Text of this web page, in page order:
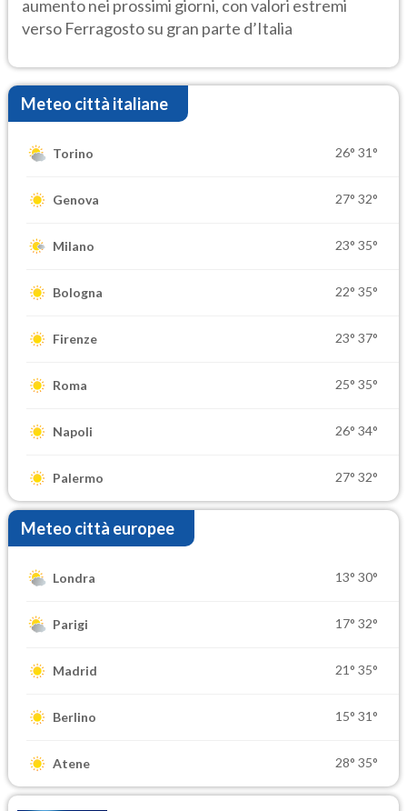
aumento nei prossimi giorni, con valori estremi
verso Ferragosto su gran parte d’Italia
Meteo città italiane
Torino 26° 31°
Genova 27° 32°
Milano 23° 35°
Bologna 22° 35°
Firenze 23° 37°
Roma 25° 35°
Napoli 26° 34°
Palermo 27° 32°
Meteo città europee
Londra 13° 30°
Parigi 17° 32°
Madrid 21° 35°
Berlino 15° 31°
Atene 28° 35°